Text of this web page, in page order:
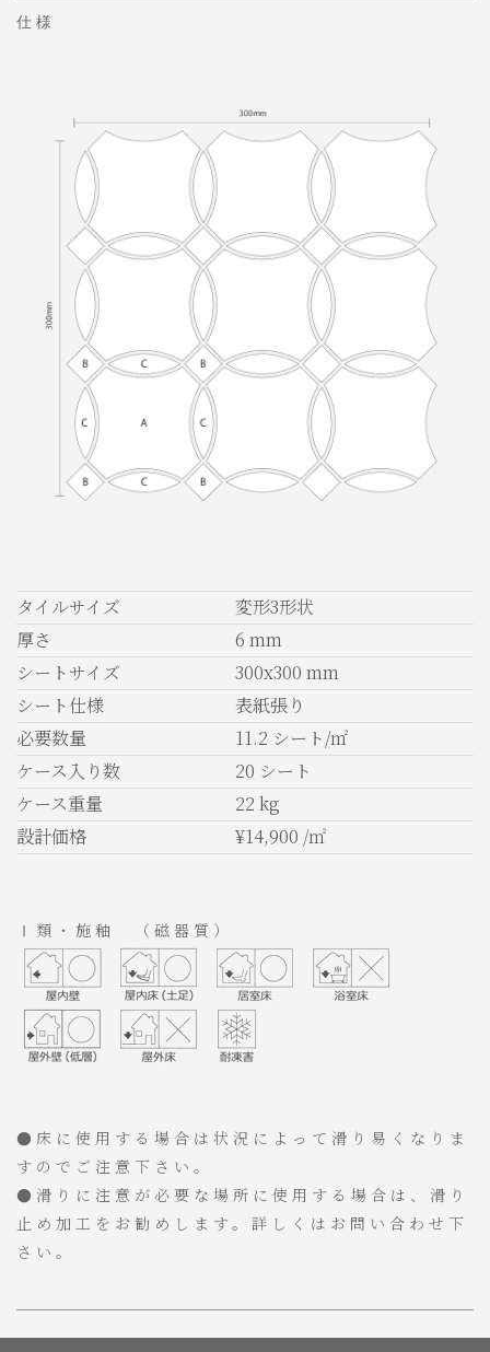
仕様
タイルサイズ
変形3形状
厚さ
6 mm
シートサイズ
300x300 mm
シート仕様
表紙張り
必要数量
11.2 シート/㎡
ケース入り数
20 シート
ケース重量
22 kg
設計価格
¥14,900 /㎡
Ⅰ類・施釉 （磁器質）
●床に使用する場合は状況によって滑り易くなりま
すのでご注意下さい。
●滑りに注意が必要な場所に使用する場合は、滑り
止め加工をお勧めします。詳しくはお問い合わせ下
さい。